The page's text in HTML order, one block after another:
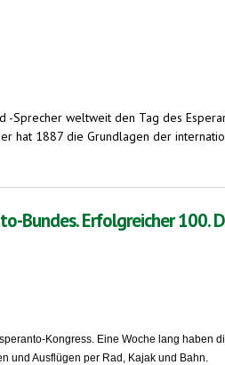
Sprecher weltweit den Tag des
hat 1887 die Grundlagen der
2024 in Arusha, Tansania. Esperanto
Bundes. Erfolgreicher 100.
Kongress. Eine Woche lang
und Ausflügen per Rad, Kajak und Bahn.